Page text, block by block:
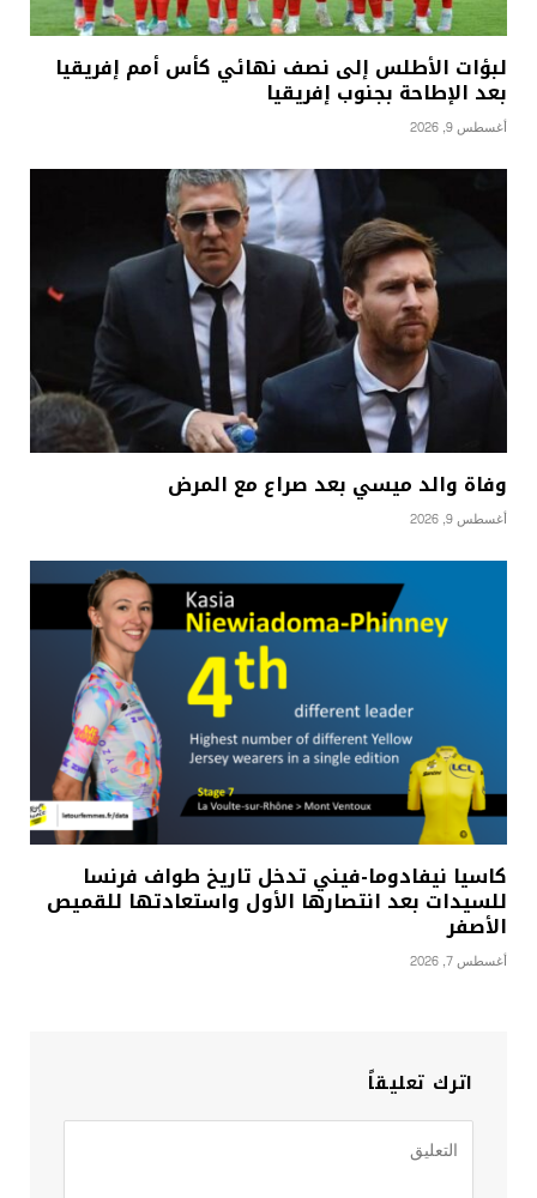
لبؤات الأطلس إلى نصف نهائي كأس أمم إفريقيا
بعد الإطاحة بجنوب إفريقيا
أغسطس 9, 2026
وفاة والد ميسي بعد صراع مع المرض
أغسطس 9, 2026
كاسيا نيفادوما-فيني تدخل تاريخ طواف فرنسا
للسيدات بعد انتصارها الأول واستعادتها للقميص
الأصفر
أغسطس 7, 2026
اترك تعليقاً